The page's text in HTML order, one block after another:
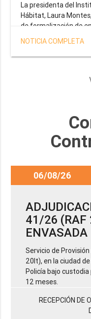
La presidenta del
Hábitat, Laura
de formalización de
correspondientes a la
el Gobernador
objetivo brindar una
Provincia y del
NOTICIA COMPLETA
06/08/26
41/26 (RAF
ENVASADA
Servicio de
20lt), en la ciudad
Policía bajo custodia
12 meses.
RECEPCIÓN DE